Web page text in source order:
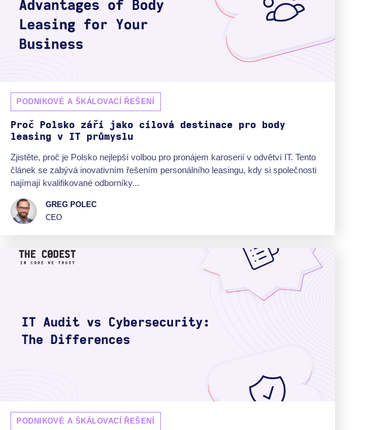
PODNIKOVÉ A ŠKÁLOVACÍ ŘEŠENÍ
Proč Polsko září jako cílová destinace pro body
leasing v IT průmyslu
Zjistěte, proč je Polsko nejlepší volbou pro pronájem karoserií v odvětví IT. Tento
článek se zabývá inovativním řešením personálního leasingu, kdy si společnosti
najímají kvalifikované odborníky...
GREG POLEC
CEO
PODNIKOVÉ A ŠKÁLOVACÍ ŘEŠENÍ